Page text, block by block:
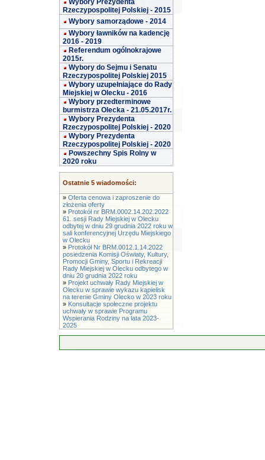
Wybory Prezydenta
Rzeczypospolitej Polskiej - 2015
Wybory samorządowe - 2014
Wybory ławników na kadencję
2016 - 2019
Referendum ogólnokrajowe
2015r.
Wybory do Sejmu i Senatu
Rzeczypospolitej Polskiej 2015
Wybory uzupełniające do Rady
Miejskiej w Olecku - 2016
Wybory przedterminowe
burmistrza Olecka - 21.05.2017r.
Wybory Prezydenta
Rzeczypospolitej Polskiej - 2020
Wybory Prezydenta
Rzeczypospolitej Polskiej - 2020
Powszechny Spis Rolny w
2020 roku
Ostatnie 5 wiadomości:
» Oferta cenowa i zaproszenie do
złożenia oferty
» Protokół nr BRM.0002.14.202.2022
61. sesji Rady Miejskiej w Olecku
odbytej w dniu 29 grudnia 2022 roku w
sali konferencyjnej Urzędu Miejskiego
w Olecku
» Protokół Nr BRM.0012.1.14.2022
posiedzenia Komisji Oświaty, Kultury,
Promocji Gminy, Sportu i Rekreacji
Rady Miejskiej w Olecku odbytego w
dniu 20 grudnia 2022 roku
» Projekt uchwały Rady Miejskiej w
Olecku w sprawie wykazu kąpielisk
na terenie Gminy Olecko w 2023 roku
» Konsultacje społeczne projektu
uchwały w sprawie Programu
Wspierania Rodziny na lata 2023-
2025